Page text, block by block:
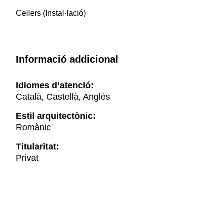
Cellers (Instal·lació)
Informació addicional
Idiomes d’atenció:
Català, Castellà, Anglès
Estil arquitectònic:
Romànic
Titularitat:
Privat